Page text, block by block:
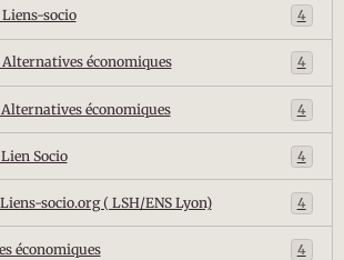
Liens-socio 4
Alternatives économiques 4
Alternatives économiques 4
Socio 4
socio.org ( LSH/ENS Lyon) 4
économiques 4